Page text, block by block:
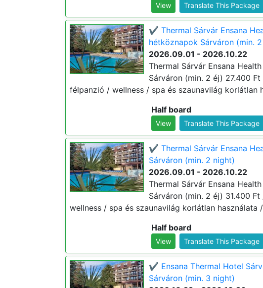
View Translate This Package
✔️ Thermal Sárvár Ensana
hétköznapok Sárváron (min.
2026.09.01 - 2026.10.22
Thermal Sárvár Ensana
Sárváron (min. 2 éj) 27.400
félpanzió / wellness / spa és szaunavilág korlátlan
Half board
View Translate This Package
✔️ Thermal Sárvár Ensana
Sárváron (min. 2 night)
2026.09.01 - 2026.10.22
Thermal Sárvár Ensana
Sárváron (min. 2 éj) 31.400
wellness / spa és szaunavilág korlátlan használata
Half board
View Translate This Package
✔️ Ensana Thermal Hotel
Sárváron (min. 3 night)